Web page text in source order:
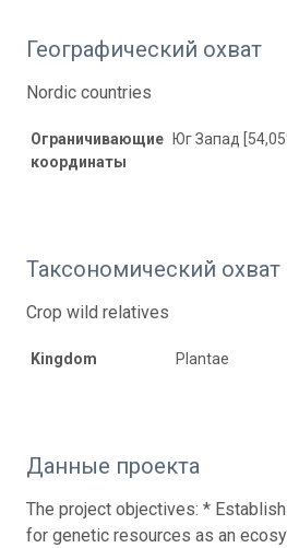
Географический охват
Nordic countries
Ограничивающие
координаты
Юг Запад
Таксономический охват
Crop wild relatives
Kingdom Plantae
Данные проекта
The project objectives: *
for genetic resources as an